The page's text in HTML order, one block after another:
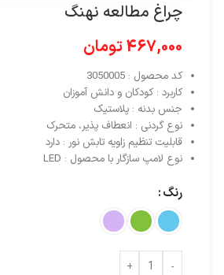
چراغ مطالعه نهنگ
467,000تومان
کد محصول : 3050005
کاربرد : کودکان و دانش آموزان
جنس بدنه : پلاستیک
نوع گردنی : انعطاف‌ پذیر، متحرک
قابلیت تنظیم زاویه تابش نور : دارد
نوع لامپ سازگار با محصول : LED
رنگ
-
+